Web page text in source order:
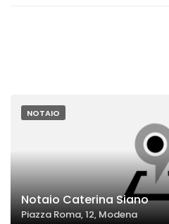
NOTAIO
Notaio Caterina Siano
Piazza Roma, 12, Modena